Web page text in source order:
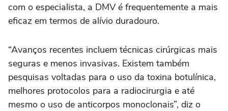
com o especialista, a DMV é frequentemente a mais
eficaz em termos de alívio duradouro.
“Avanços recentes incluem técnicas cirúrgicas mais
seguras e menos invasivas. Existem também
pesquisas voltadas para o uso da toxina botulínica,
melhores protocolos para a radiocirurgia e até
mesmo o uso de anticorpos monoclonais”, diz o